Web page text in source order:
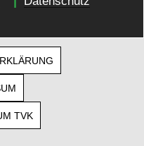
TVK